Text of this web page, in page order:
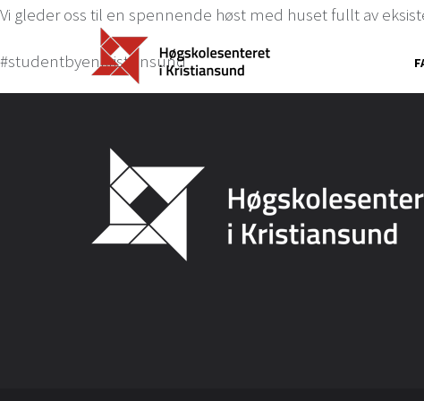
Vi gleder oss til en spennende høst med huset fullt av
#studentbyenkristiansund